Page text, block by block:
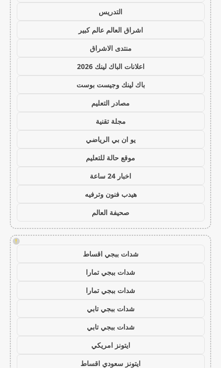
التدريس
اشراق العالم عالم كبير
منتدى الاشراق
اعلانات الباك لينك 2026
باك لينك وجيست بوست
مصادر التعليم
مجلة تقنية
يو ان بي الرياضي
موقع حالة للتعليم
اخبار 24 ساعة
هيدب فنون وترفيه
صحيفة العالم
!
شدات ببجي اقساط
شدات ببجي تمارا
شدات ببجي تمارا
شدات ببجي تابي
شدات ببجي تابي
ايتونز امريكي
ايتونز سعودي اقساط